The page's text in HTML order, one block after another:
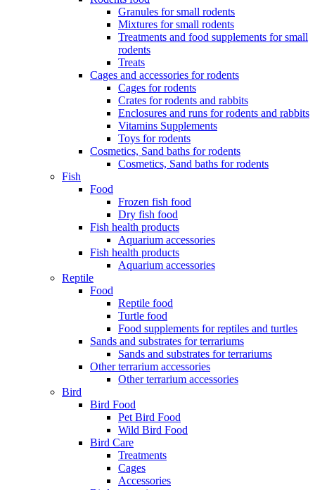
Granules for small rodents
Mixtures for small rodents
Treatments and food supplements for small
rodents
Treats
Cages and accessories for rodents
Cages for rodents
Сrates for rodents and rabbits
Enclosures and runs for rodents and rabbits
Vitamins Supplements
Toys for rodents
Cosmetics, Sand baths for rodents
Cosmetics, Sand baths for rodents
Fish
Food
Frozen fish food
Dry fish food
Fish health products
Aquarium accessories
Fish health products
Aquarium accessories
Reptile
Food
Reptile food
Turtle food
Food supplements for reptiles and turtles
Sands and substrates for terrariums
Sands and substrates for terrariums
Other terrarium accessories
Other terrarium accessories
Bird
Bird Food
Pet Bird Food
Wild Bird Food
Bird Care
Treatments
Cages
Accessories